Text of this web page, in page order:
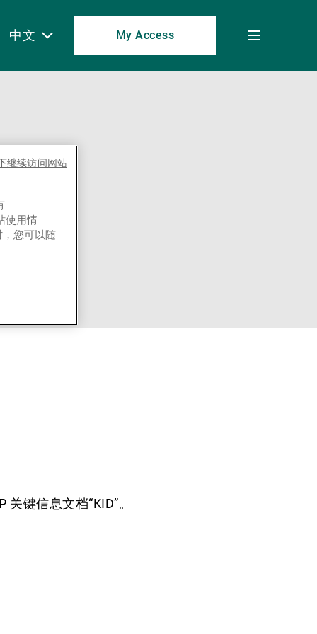
中文 My Access
Toggle
键信息文档“KID”。
使用情
您可以随
继续访问网站